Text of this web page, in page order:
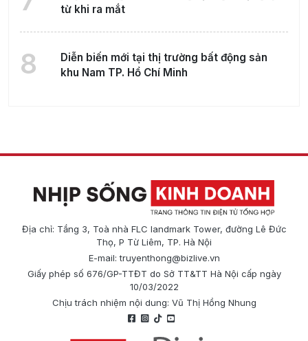
từ khi ra mắt
8
Diễn biến mới tại thị trường bất động sản
khu Nam TP. Hồ Chí Minh
Địa chỉ: Tầng 3, Toà nhà FLC landmark Tower, đường Lê Đức
Thọ, P Từ Liêm, TP. Hà Nội
E-mail:truyenthong@bizlive.vn
Giấy phép số 676/GP-TTĐT do Sở TT&TT Hà Nội cấp ngày
10/03/2022
Chịu trách nhiệm nội dung: Vũ Thị Hồng Nhung